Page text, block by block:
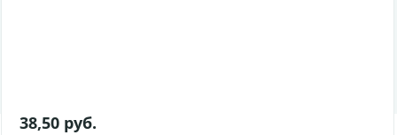
38,50 руб.